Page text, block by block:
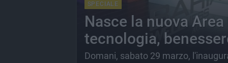
SPECIALE
Nasce la nuova
tecnologia,
Domani, sabato 29 marzo,